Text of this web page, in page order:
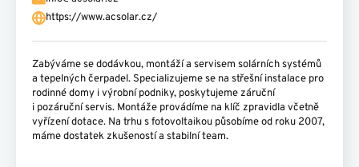
https://www.acsolar.cz/
Zabýváme se dodávkou, montáží a servisem solárních systémů
a tepelných čerpadel. Specializujeme se na střešní instalace pro
rodinné domy i výrobní podniky, poskytujeme záruční
i pozáruční servis. Montáže provádíme na klíč zpravidla včetně
vyřízení dotace. Na trhu s fotovoltaikou působíme od roku 2007,
máme dostatek zkušeností a stabilní team.